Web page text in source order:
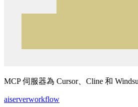
MCP 伺服器為 Cursor、Cline 和
aiserverworkflow